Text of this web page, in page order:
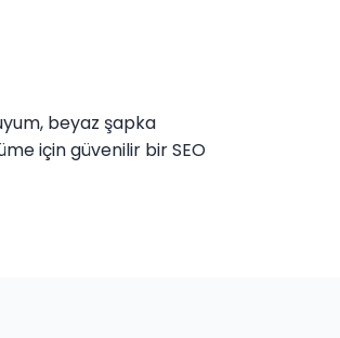
beyaz şapka
için güvenilir bir SEO